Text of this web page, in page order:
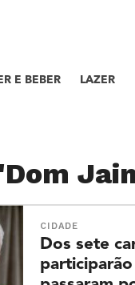
E BEBER LAZER
CIDADE
Dos sete